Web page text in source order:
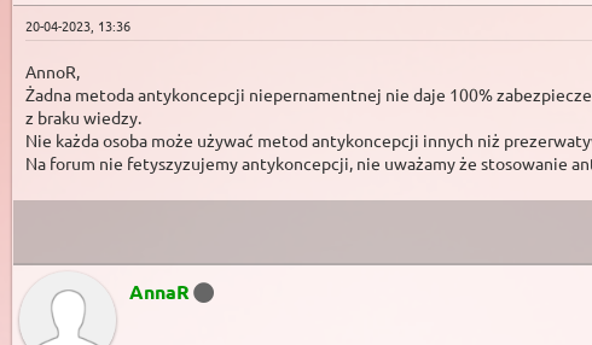
20-04-2023, 13:36
AnnoR,
Żadna metoda antykoncepcji niepernamentnej nie daje 100%
z braku wiedzy.
Nie każda osoba może używać metod antykoncepcji innych niż
Na forum nie fetyszyzujemy antykoncepcji, nie uważamy że stosowanie
AnnaR